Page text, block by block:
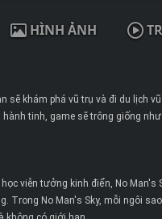
HÌNH ẢNH
khám phá vũ trụ và đi du lịch
tinh, game sẽ trông giống
viễn tưởng kinh điển, No Man's
No Man's Sky, mỗi ngôi